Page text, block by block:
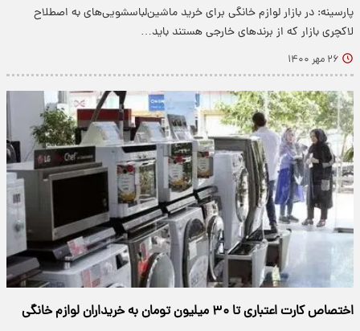
پارسینه: در بازار لوازم خانگی برای خرید ماشین‌لباسشویی‌های به اصطلاح
لاکچری بازار که از برند‌های خارجی هستند باید…
۲۶ مهر ۱۴۰۰
اختصاص کارت اعتباری تا ۳۰ میلیون تومان به خریداران لوازم خانگی